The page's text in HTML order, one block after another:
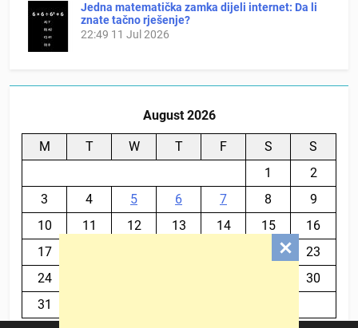
Jedna matematička zamka dijeli internet: Da li
znate tačno rješenje?
22:49 11 Jul 2026
August 2026
M T W T F S
S
1
2
3
4 5 6 7 8
9
10
11 12 13 14 15
16
17
23
24
30
31